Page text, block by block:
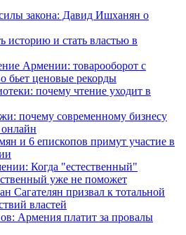
закона: Давид Ишханян о
историю и стать властью в
Армении: товарооборот с
бьет ценовые рекорды
почему чтение уходит в
почему современному бизнесу
и 6 епископов примут участие в
Когда "естественный"
уже не поможет
призвал к тотальной
властей
Армения платит за провалы